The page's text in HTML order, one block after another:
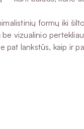
formų iki
vizualinio
pat lankstūs, kaip ir